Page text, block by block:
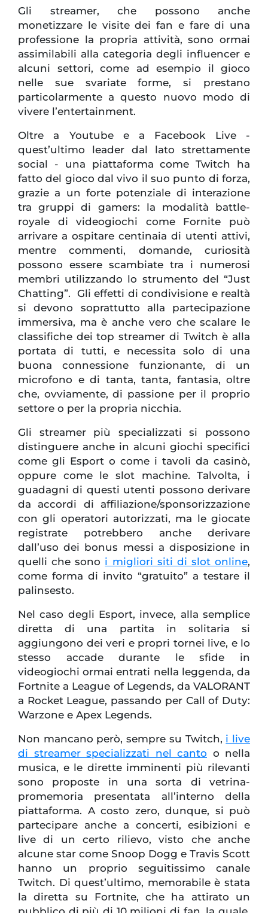
Gli streamer, che possono anche
monetizzare le visite dei fan e fare di una
professione la propria attività, sono ormai
assimilabili alla categoria degli influencer e
alcuni settori, come ad esempio il gioco
nelle sue svariate forme, si prestano
particolarmente a questo nuovo modo di
vivere l’entertainment.
Oltre a Youtube e a Facebook Live -
quest’ultimo leader dal lato strettamente
social - una piattaforma come Twitch ha
fatto del gioco dal vivo il suo punto di forza,
grazie a un forte potenziale di interazione
tra gruppi di gamers: la modalità battle-
royale di videogiochi come Fornite può
arrivare a ospitare centinaia di utenti attivi,
mentre commenti, domande, curiosità
possono essere scambiate tra i numerosi
membri utilizzando lo strumento del “Just
Chatting”. Gli effetti di condivisione e realtà
si devono soprattutto alla partecipazione
immersiva, ma è anche vero che scalare le
classifiche dei top streamer di Twitch è alla
portata di tutti, e necessita solo di una
buona connessione funzionante, di un
microfono e di tanta, tanta, fantasia, oltre
che, ovviamente, di passione per il proprio
settore o per la propria nicchia.
Gli streamer più specializzati si possono
distinguere anche in alcuni giochi specifici
come gli Esport o come i tavoli da casinò,
oppure come le slot machine. Talvolta, i
guadagni di questi utenti possono derivare
da accordi di affiliazione/sponsorizzazione
con gli operatori autorizzati, ma le giocate
registrate potrebbero anche derivare
dall’uso dei bonus messi a disposizione in
quelli che sono i migliori siti di slot online,
come forma di invito “gratuito” a testare il
palinsesto.
Nel caso degli Esport, invece, alla semplice
diretta di una partita in solitaria si
aggiungono dei veri e propri tornei live, e lo
stesso accade durante le sfide in
videogiochi ormai entrati nella leggenda, da
Fortnite a League of Legends, da VALORANT
a Rocket League, passando per Call of Duty:
Warzone e Apex Legends.
Non mancano però, sempre su Twitch, i live
di streamer specializzati nel canto o nella
musica, e le dirette imminenti più rilevanti
sono proposte in una sorta di vetrina-
promemoria presentata all’interno della
piattaforma. A costo zero, dunque, si può
partecipare anche a concerti, esibizioni e
live di un certo rilievo, visto che anche
alcune star come Snoop Dogg e Travis Scott
hanno un proprio seguitissimo canale
Twitch. Di quest’ultimo, memorabile è stata
la diretta su Fortnite, che ha attirato un